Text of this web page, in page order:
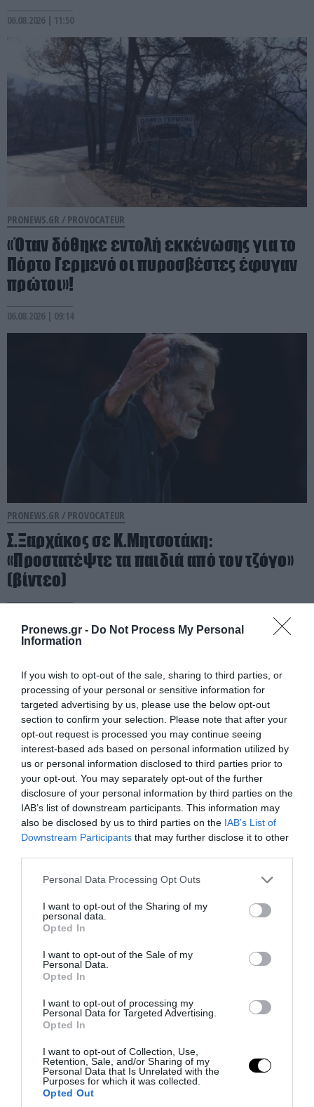
Pronews.gr - Do Not Process My Personal
Information
If you wish to opt-out of the sale, sharing to third parties, or
processing of your personal or sensitive information for
targeted advertising by us, please use the below opt-out
section to confirm your selection. Please note that after your
opt-out request is processed you may continue seeing
interest-based ads based on personal information utilized by
us or personal information disclosed to third parties prior to
your opt-out. You may separately opt-out of the further
disclosure of your personal information by third parties on the
IAB’s list of downstream participants. This information may
also be disclosed by us to third parties on the IAB’s List of
Downstream Participants that may further disclose it to other
Please note that this website/app uses one or more Google
not limited to your visit or usage behaviour. You may click to
grant or deny consent to Google and its third-party tags to
use your data for below specified purposes in below Google
consent section.
Personal Data Processing Opt Outs
I want to opt-out of the Sharing of my
personal data.
Opted In
I want to opt-out of the Sale of my
Personal Data.
Opted In
I want to opt-out of processing my
Personal Data for Targeted Advertising.
Opted In
I want to opt-out of Collection, Use,
Retention, Sale, and/or Sharing of my
Personal Data that Is Unrelated with the
Purposes for which it was collected.
Opted Out
06.08.2026 | 11:50
PRONEWS.GR / PROVOCATEUR
«Όταν δόθηκε εντολή εκκένωσης για το
Πόρτο Γερμενό οι πυροσβέστες έφυγαν
πρώτοι»!
06.08.2026 | 09:14
PRONEWS.GR / PROVOCATEUR
Σ.Ξαρχάκος σε Κ.Μητσοτάκη:
«Προστατέψτε τα παιδιά από τον τζόγο»
(βίντεο)
PRONEWS.GR /PROVOCATEUR
Α.Γεωργιάδης για πτώση ψευδοροφής
στα ΤΕΠ του νοσοκομείου Κορίνθου: «Δεν
κατέρρευσε – Την ξήλωσαν»
06.08.2026 | 08:58